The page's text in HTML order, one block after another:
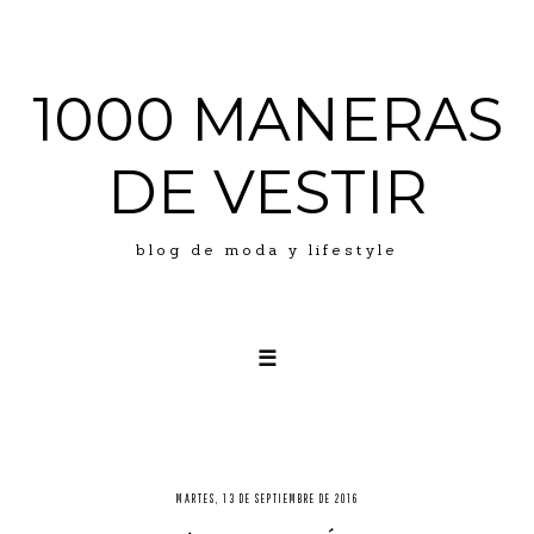
1000 MANERAS
DE VESTIR
blog de moda y lifestyle
☰
PRESS
MARTES, 13 DE SEPTIEMBRE DE 2016